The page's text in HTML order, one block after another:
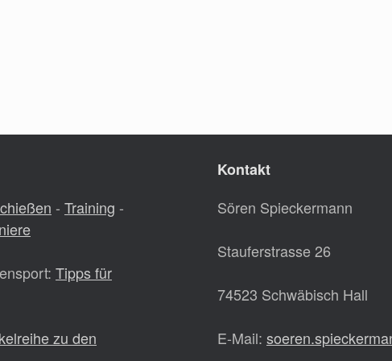
- Training -
Tipps für
zu den
Kontakt
Sören Spieckermann
Stauferstrasse 26
74523 Schwäbisch Hall
E-Mail: